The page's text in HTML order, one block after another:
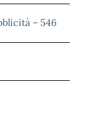
– 546